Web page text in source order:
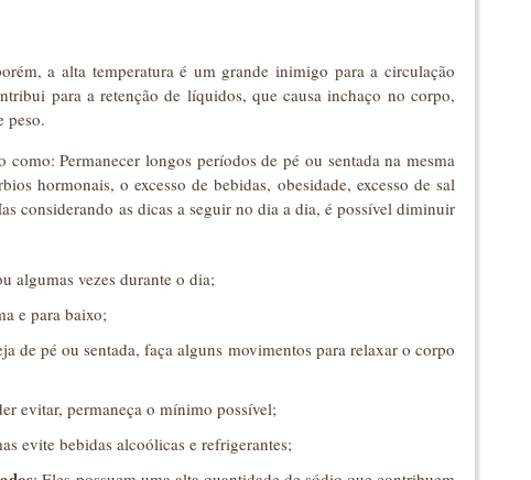
a alta temperatura é um grande inimigo para a circulação
para a retenção de líquidos, que causa inchaço no corpo,
peso.
Permanecer longos períodos de pé ou sentada na mesma
hormonais, o excesso de bebidas, obesidade, excesso de sal
considerando as dicas a seguir no dia a dia, é possível diminuir
algumas vezes durante o dia;
e para baixo;
de pé ou sentada, faça alguns movimentos para relaxar o corpo
evitar, permaneça o mínimo possível;
evite bebidas alcoólicas e refrigerantes;